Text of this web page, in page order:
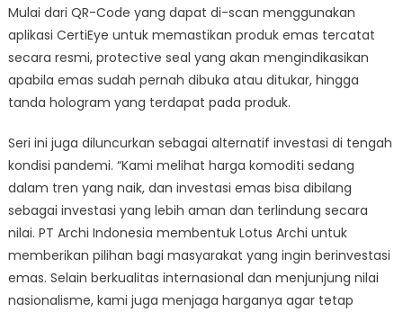
Mulai dari QR-Code yang dapat di-scan menggunakan
aplikasi CertiEye untuk memastikan produk emas tercatat
secara resmi, protective seal yang akan mengindikasikan
apabila emas sudah pernah dibuka atau ditukar, hingga
tanda hologram yang terdapat pada produk.
Seri ini juga diluncurkan sebagai alternatif investasi di tengah
kondisi pandemi. “Kami melihat harga komoditi sedang
dalam tren yang naik, dan investasi emas bisa dibilang
sebagai investasi yang lebih aman dan terlindung secara
nilai. PT Archi Indonesia membentuk Lotus Archi untuk
memberikan pilihan bagi masyarakat yang ingin berinvestasi
emas. Selain berkualitas internasional dan menjunjung nilai
nasionalisme, kami juga menjaga harganya agar tetap